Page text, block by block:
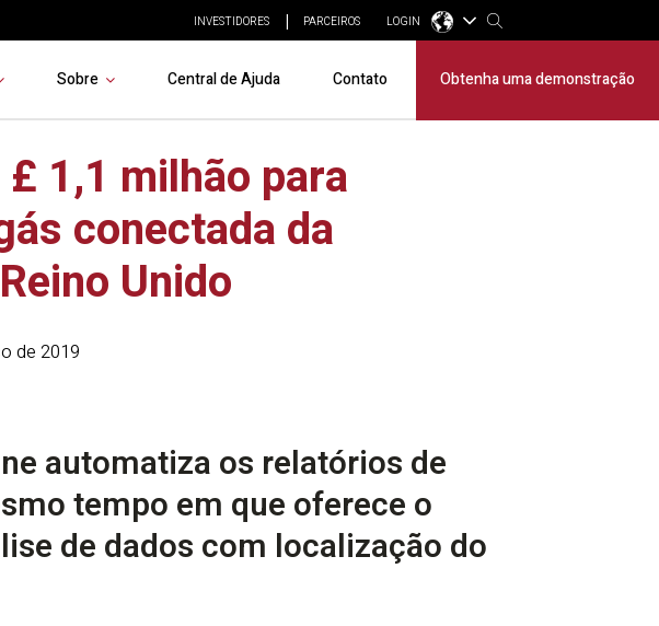
INVESTIDORES PARCEIROS LOGIN
Sobre Central de Ajuda Contato Obtenha uma demonstração
1,1 milhão para
conectada da
Unido
de 2019
automatiza os relatórios de
tempo em que oferece o
de dados com localização do